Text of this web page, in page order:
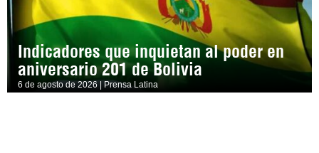
Indicadores que inquietan al poder en
aniversario 201 de Bolivia
6 de agosto de 2026 | Prensa Latina